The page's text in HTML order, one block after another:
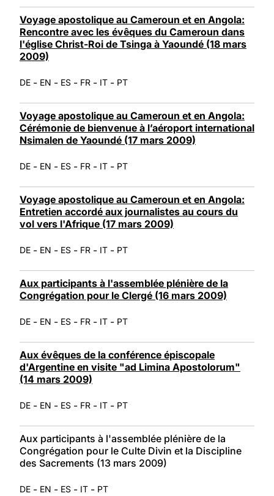
Voyage apostolique au Cameroun et en Angola:
Rencontre avec les évêques du Cameroun dans
l'église Christ-Roi de Tsinga à Yaoundé (18 mars
2009)
DE - EN - ES - FR - IT - PT
Voyage apostolique au Cameroun et en Angola:
Cérémonie de bienvenue à l’aéroport international
Nsimalen de Yaoundé (17 mars 2009)
DE - EN - ES - FR - IT - PT
Voyage apostolique au Cameroun et en Angola:
Entretien accordé aux journalistes au cours du
vol vers l'Afrique (17 mars 2009)
DE - EN - ES - FR - IT - PT
Aux participants à l'assemblée plénière de la
Congrégation pour le Clergé (16 mars 2009)
DE - EN - ES - FR - IT - PT
Aux évêques de la conférence épiscopale
d'Argentine en visite "ad Limina Apostolorum"
(14 mars 2009)
DE - EN - ES - FR - IT - PT
Aux participants à l'assemblée plénière de la
Congrégation pour le Culte Divin et la Discipline
des Sacrements (13 mars 2009)
DE - EN - ES - IT - PT